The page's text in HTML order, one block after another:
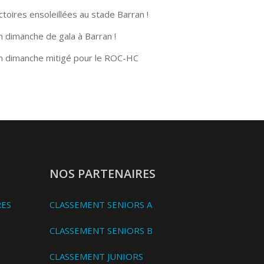
ensoleillées au stade Barran !
dimanche de gala à Barran !
dimanche mitigé pour le ROC-HC
NOS PARTENAIRES
CLASSEMENT SENIORS A
CLASSEMENT SENIORS B
CLASSEMENT JUNIORS